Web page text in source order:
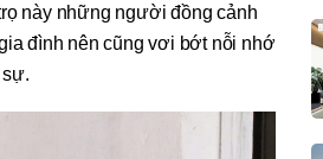
này những người đồng cảnh
đình nên cũng vơi bớt nỗi nhớ
sự.